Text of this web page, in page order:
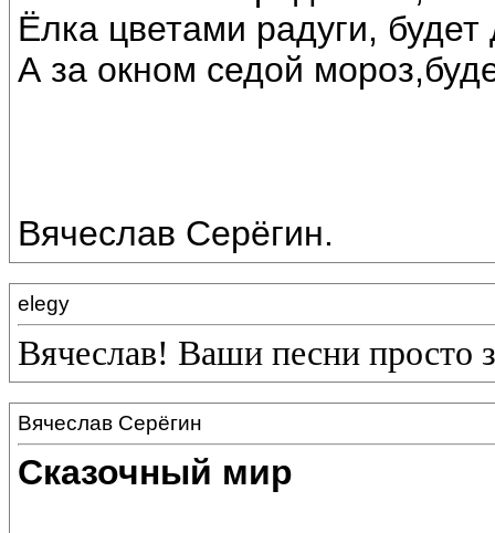
Ёлка цветами радуги,
А за окном седой
Вячеслав Серёгин.
elegy
Вячеслав! Ваши песни просто
Вячеслав Серёгин
Сказочный мир